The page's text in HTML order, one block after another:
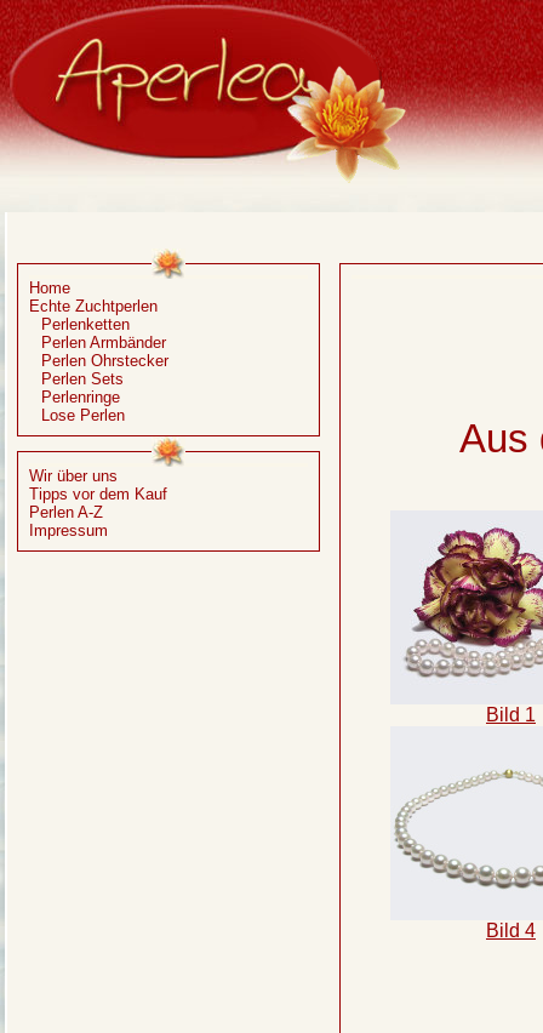
Home
Echte Zuchtperlen
Perlenketten
Perlen Armbänder
Perlen Ohrstecker
Perlen Sets
Perlenringe
Lose Perlen
Wir über uns
Tipps vor dem Kauf
Perlen A-Z
Impressum
Aus
Bild 1
Bild 4